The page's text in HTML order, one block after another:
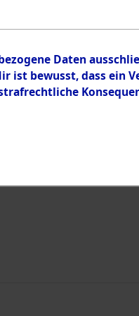
Daten
bewusst, dass ein